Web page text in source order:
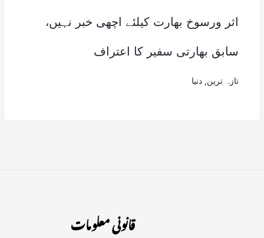
اثر ورسوخ بھارت کیلئے اچھی خبر نہیں،
سابق بھارتی سفیر کا اعتراف
تازہ ترین دنیا
قانونی معلومات